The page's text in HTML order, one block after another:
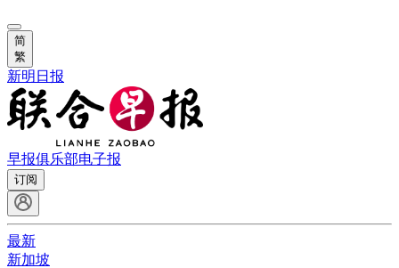
简
繁
新明日报
早报俱乐部电子报
订阅
最新
新加坡